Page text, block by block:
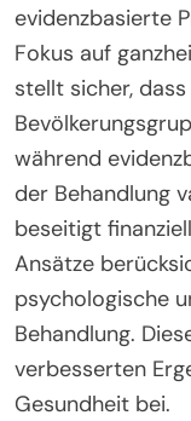
evidenzbasierte
Fokus auf
stellt sicher,
während
der Behandlung
beseitigt
Ansätze
psychologische
Behandlung.
verbesserten
Gesundheit bei.